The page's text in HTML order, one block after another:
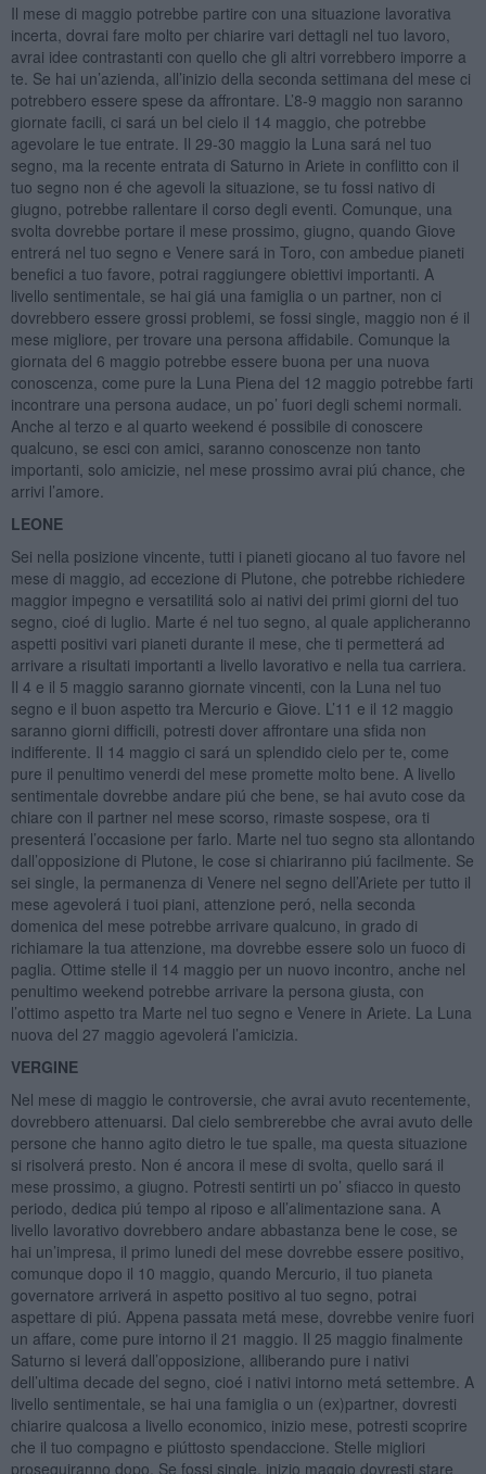
Il mese di maggio potrebbe partire con una situazione lavorativa
incerta, dovrai fare molto per chiarire vari dettagli nel tuo lavoro,
avrai idee contrastanti con quello che gli altri vorrebbero imporre a
te. Se hai un’azienda, all’inizio della seconda settimana del mese ci
potrebbero essere spese da affrontare. L’8-9 maggio non saranno
giornate facili, ci sará un bel cielo il 14 maggio, che potrebbe
agevolare le tue entrate. Il 29-30 maggio la Luna sará nel tuo
segno, ma la recente entrata di Saturno in Ariete in conflitto con il
tuo segno non é che agevoli la situazione, se tu fossi nativo di
giugno, potrebbe rallentare il corso degli eventi. Comunque, una
svolta dovrebbe portare il mese prossimo, giugno, quando Giove
entrerá nel tuo segno e Venere sará in Toro, con ambedue pianeti
benefici a tuo favore, potrai raggiungere obiettivi importanti. A
livello sentimentale, se hai giá una famiglia o un partner, non ci
dovrebbero essere grossi problemi, se fossi single, maggio non é il
mese migliore, per trovare una persona affidabile. Comunque la
giornata del 6 maggio potrebbe essere buona per una nuova
conoscenza, come pure la Luna Piena del 12 maggio potrebbe farti
incontrare una persona audace, un po’ fuori degli schemi normali.
Anche al terzo e al quarto weekend é possibile di conoscere
qualcuno, se esci con amici, saranno conoscenze non tanto
importanti, solo amicizie, nel mese prossimo avrai piú chance, che
arrivi l’amore.
LEONE
Sei nella posizione vincente, tutti i pianeti giocano al tuo favore nel
mese di maggio, ad eccezione di Plutone, che potrebbe richiedere
maggior impegno e versatilitá solo ai nativi dei primi giorni del tuo
segno, cioé di luglio. Marte é nel tuo segno, al quale applicheranno
aspetti positivi vari pianeti durante il mese, che ti permetterá ad
arrivare a risultati importanti a livello lavorativo e nella tua carriera.
Il 4 e il 5 maggio saranno giornate vincenti, con la Luna nel tuo
segno e il buon aspetto tra Mercurio e Giove. L’11 e il 12 maggio
saranno giorni difficili, potresti dover affrontare una sfida non
indifferente. Il 14 maggio ci sará un splendido cielo per te, come
pure il penultimo venerdi del mese promette molto bene. A livello
sentimentale dovrebbe andare piú che bene, se hai avuto cose da
chiare con il partner nel mese scorso, rimaste sospese, ora ti
presenterá l’occasione per farlo. Marte nel tuo segno sta allontando
dall’opposizione di Plutone, le cose si chiariranno piú facilmente. Se
sei single, la permanenza di Venere nel segno dell’Ariete per tutto il
mese agevolerá i tuoi piani, attenzione peró, nella seconda
domenica del mese potrebbe arrivare qualcuno, in grado di
richiamare la tua attenzione, ma dovrebbe essere solo un fuoco di
paglia. Ottime stelle il 14 maggio per un nuovo incontro, anche nel
penultimo weekend potrebbe arrivare la persona giusta, con
l’ottimo aspetto tra Marte nel tuo segno e Venere in Ariete. La Luna
nuova del 27 maggio agevolerá l’amicizia.
VERGINE
Nel mese di maggio le controversie, che avrai avuto recentemente,
dovrebbero attenuarsi. Dal cielo sembrerebbe che avrai avuto delle
persone che hanno agito dietro le tue spalle, ma questa situazione
si risolverá presto. Non é ancora il mese di svolta, quello sará il
mese prossimo, a giugno. Potresti sentirti un po’ sfiacco in questo
periodo, dedica piú tempo al riposo e all’alimentazione sana. A
livello lavorativo dovrebbero andare abbastanza bene le cose, se
hai un’impresa, il primo lunedi del mese dovrebbe essere positivo,
comunque dopo il 10 maggio, quando Mercurio, il tuo pianeta
governatore arriverá in aspetto positivo al tuo segno, potrai
aspettare di piú. Appena passata metá mese, dovrebbe venire fuori
un affare, come pure intorno il 21 maggio. Il 25 maggio finalmente
Saturno si leverá dall’opposizione, alliberando pure i nativi
dell’ultima decade del segno, cioé i nativi intorno metá settembre. A
livello sentimentale, se hai una famiglia o un (ex)partner, dovresti
chiarire qualcosa a livello economico, inizio mese, potresti scoprire
che il tuo compagno e piúttosto spendaccione. Stelle migliori
proseguiranno dopo. Se fossi single, inizio maggio dovresti stare